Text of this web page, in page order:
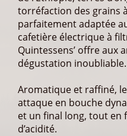
torréfaction des grains
parfaitement adaptée
cafetière électrique à
Quintessens’ offre aux
dégustation inoubliable.
Aromatique et raffiné,
attaque en bouche
et un final long, tout en
d’acidité.